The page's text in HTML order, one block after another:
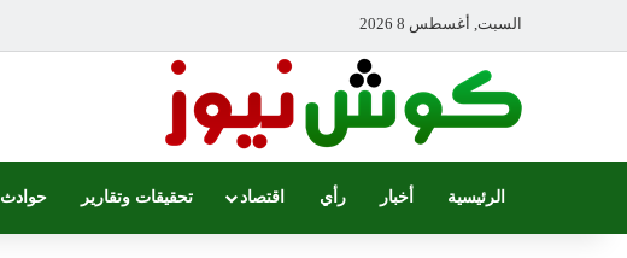
السبت, أغسطس 8 2026
الرئيسية أخبار رأي اقتصاد تحقيقات وتقارير حوادث